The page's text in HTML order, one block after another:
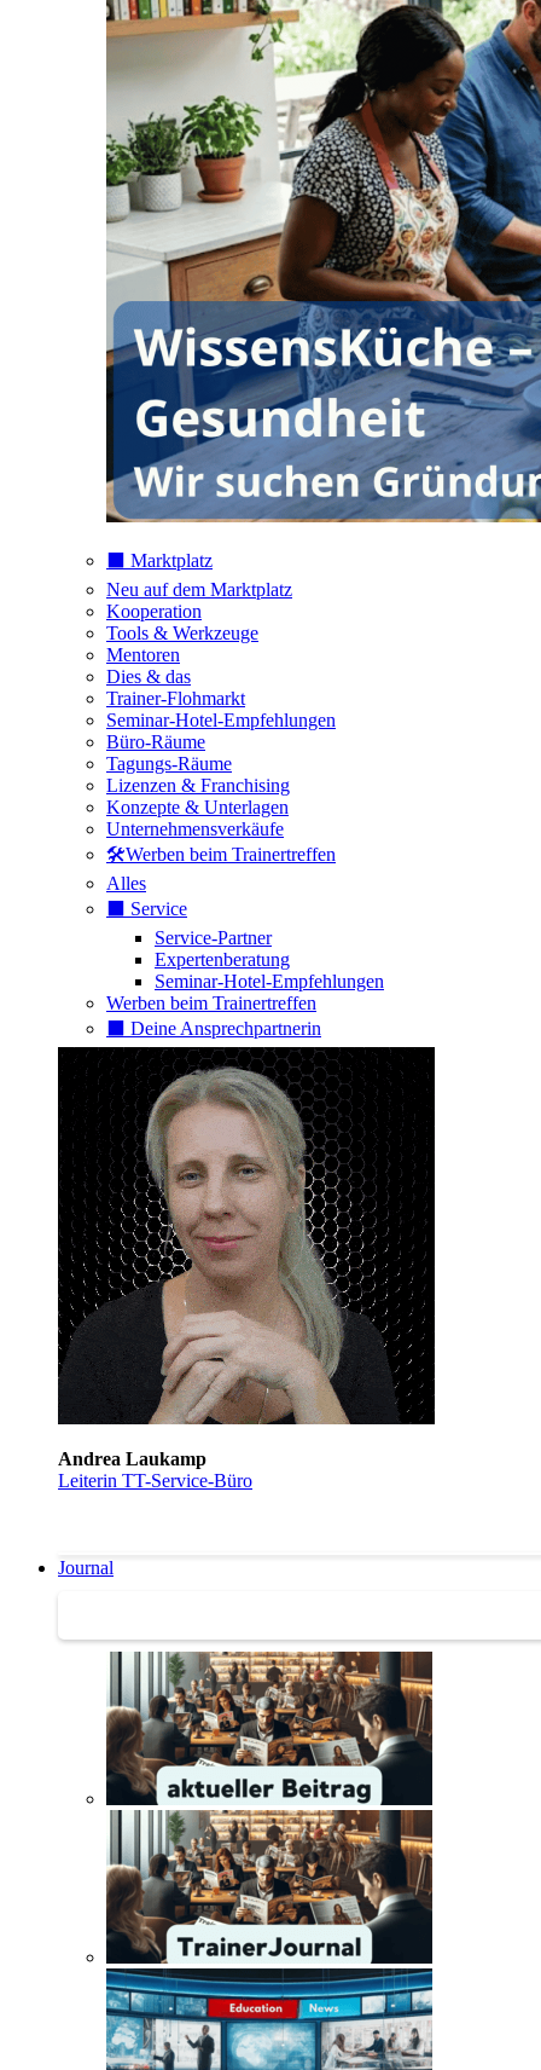
⬛️ Marktplatz
Neu auf dem Marktplatz
Kooperation
Tools & Werkzeuge
Mentoren
Dies & das
Trainer-Flohmarkt
Seminar-Hotel-Empfehlungen
Büro-Räume
Tagungs-Räume
Lizenzen & Franchising
Konzepte & Unterlagen
Unternehmensverkäufe
🛠️Werben beim Trainertreffen
Alles
⬛️ Service
Service-Partner
Expertenberatung
Seminar-Hotel-Empfehlungen
Werben beim Trainertreffen
⬛️ Deine Ansprechpartnerin
Andrea Laukamp
Leiterin TT-Service-Büro
Journal